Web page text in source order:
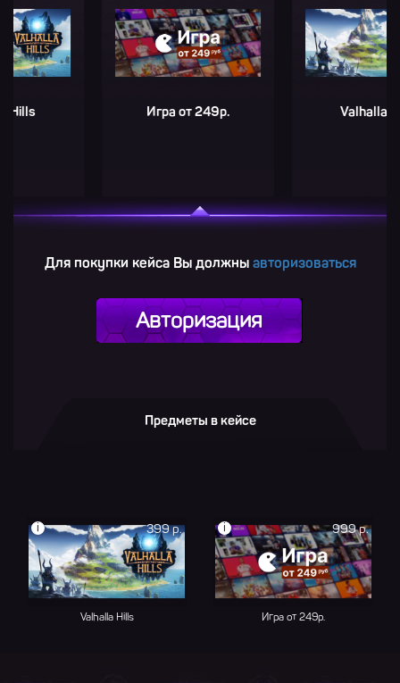
Игра от 249р. Valhalla Hills
Для покупки кейса Вы должны авторизоваться
Авторизация
Предметы в кейсе
399 р.
i
Valhalla Hills
999 р.
i
Игра от 249р.